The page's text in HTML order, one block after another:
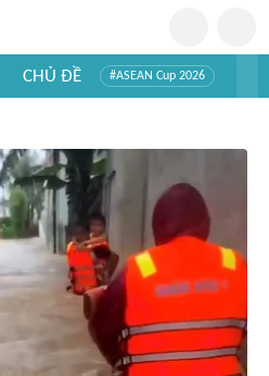
CHỦ ĐỀ #ASEAN Cup 2026